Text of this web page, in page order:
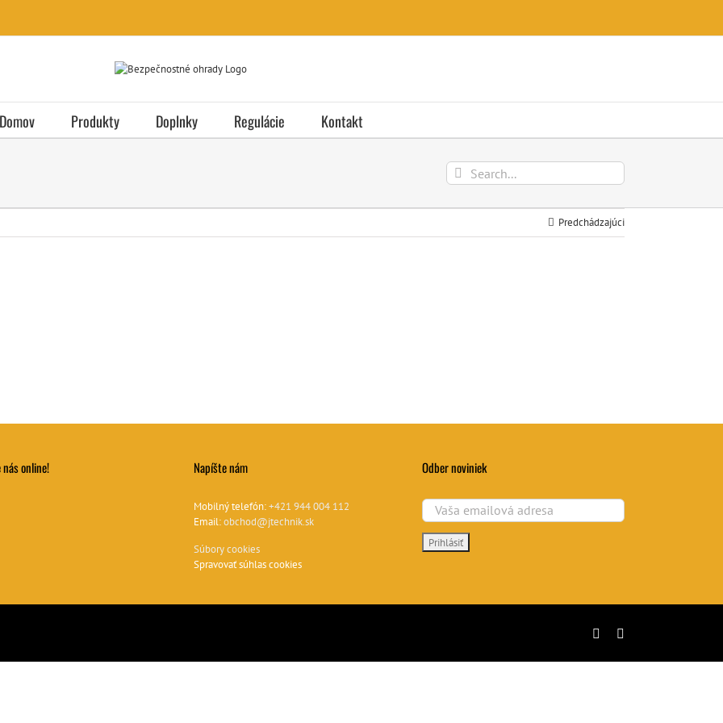
Domov Produkty Doplnky Regulácie Kontakt
Výsledky
vyhľadávania
Predchádzajúci
online! Napíšte nám
Mobilný telefón:+421 944 004 112
Email:obchod@jtechnik.sk
Súbory cookies
Spravovať súhlas cookies
Odber noviniek
YouTube